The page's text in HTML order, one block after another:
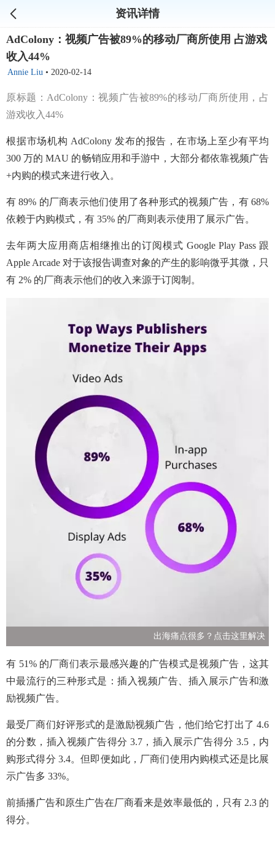
资讯详情
AdColony：视频广告被89%的移动厂商所使用 占游戏
收入44%
Annie Liu • 2020-02-14
原标题：AdColony：视频广告被89%的移动厂商所使用，占
游戏收入44%
根据市场机构 AdColony 发布的报告，在市场上至少有平均
300 万的 MAU 的畅销应用和手游中，大部分都依靠视频广告
+内购的模式来进行收入。
有 89% 的厂商表示他们使用了各种形式的视频广告，有 68%
依赖于内购模式，有 35% 的厂商则表示使用了展示广告。
去年两大应用商店相继推出的订阅模式 Google Play Pass 跟
Apple Arcade 对于该报告调查对象的产生的影响微乎其微，只
有 2% 的厂商表示他们的收入来源于订阅制。
出海痛点很多？点击这里解决
有 51% 的厂商们表示最感兴趣的广告模式是视频广告，这其
中最流行的三种形式是：插入视频广告、插入展示广告和激
励视频广告。
最受厂商们好评形式的是激励视频广告，他们给它打出了 4.6
的分数，插入视频广告得分 3.7，插入展示广告得分 3.5，内
购形式得分 3.4。但即便如此，厂商们使用内购模式还是比展
示广告多 33%。
前插播广告和原生广告在厂商看来是效率最低的，只有 2.3 的
得分。